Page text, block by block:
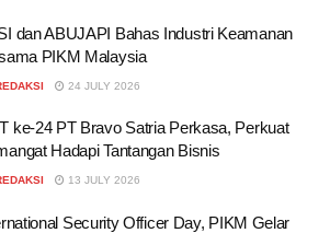
dan ABUJAPI Bahas Industri Keamanan
PIKM Malaysia
24 JULY 2026
ke-24 PT Bravo Satria Perkasa, Perkuat
Hadapi Tantangan Bisnis
13 JULY 2026
Security Officer Day, PIKM Gelar